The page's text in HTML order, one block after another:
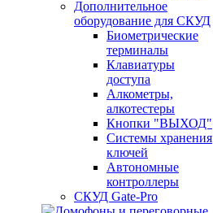
Дополнительное
оборудование для СКУД
Биометрические
терминалы
Клавиатуры
доступа
Алкометры,
алкотестеры
Кнопки "ВЫХОД"
Системы хранения
ключей
Автономные
контроллеры
СКУД Gate-Pro